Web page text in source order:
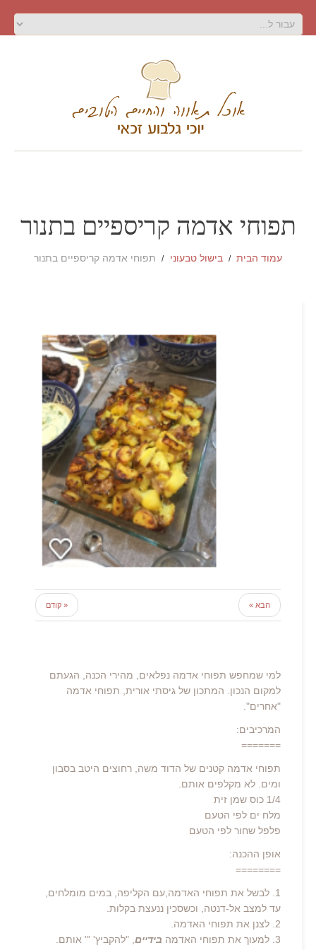
תפוחי אדמה קריספיים בתנור
עמוד הבית בישול טבעוני תפוחי אדמה קריספיים בתנור
« קודם הבא »
למי שמחפש תפוחי אדמה נפלאים, מהירי הכנה, הגעתם
למקום הנכון. המתכון של גיסתי אורית, תפוחי אדמה
"אחרים".
המרכיבים:
=======
תפוחי אדמה קטנים של הדוד משה, רחוצים היטב בסבון
ומים. לא מקלפים אותם.
1/4 כוס שמן זית
מלח ים לפי הטעם
פלפל שחור לפי הטעם
אופן ההכנה:
========
1. לבשל את תפוחי האדמה,עם הקליפה, במים מומלחים,
עד למצב אל-דנטה, וכשסכין ננעצת בקלות.
2. לצנן את תפוחי האדמה.
3. למעוך את תפוחי האדמה
בידיים , "להקביץ' '" אותם.